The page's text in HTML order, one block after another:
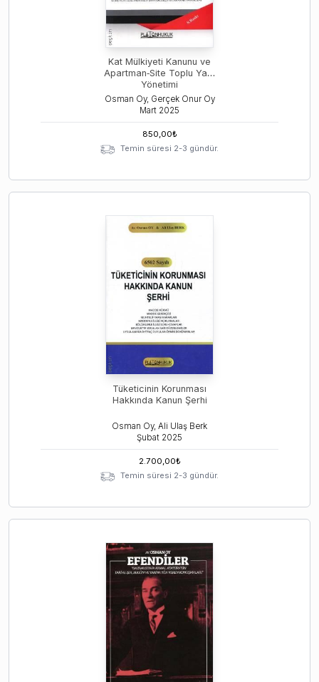
Kat Mülkiyeti Kanunu ve
Apartman‐Site Toplu Yapı
Yönetimi
Osman Oy, Gerçek Onur Oy
Mart 2025
850,00₺
Temin süresi 2-3 gündür.
Tüketicinin Korunması
Hakkında Kanun Şerhi
Osman Oy, Ali Ulaş Berk
Şubat 2025
2.700,00₺
Temin süresi 2-3 gündür.